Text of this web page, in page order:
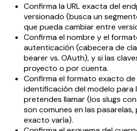
Confirma la URL exacta del
versionado (busca un
que pueda cambiar entre
Confirma el nombre y el
autenticación (cabecera de
bearer vs. OAuth), y si las
proyecto o por cuenta.
Confirma el formato exacto de
identificación del modelo para
pretendes llamar (los slugs
son comunes en las
exacto varía).